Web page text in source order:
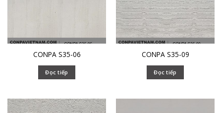
CONPA S35-06
Đọc tiếp
CONPA S35-09
Đọc tiếp